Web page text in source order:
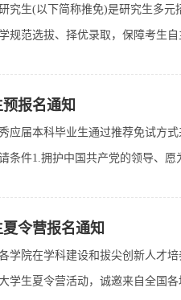
究生(以下简称推免)是研究生多
规范选拔、择优录取，保障考生
报名通知
应届本科毕业生通过推荐免试方
条件1.拥护中国共产党的领导、愿
令营报名通知
学院在学科建设和拔尖创新人才
学生夏令营活动，诚邀来自全国